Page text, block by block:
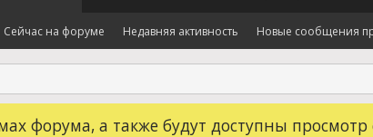
форума, а также будут доступны
Сейчас на форуме Недавняя активность Новые сообщения